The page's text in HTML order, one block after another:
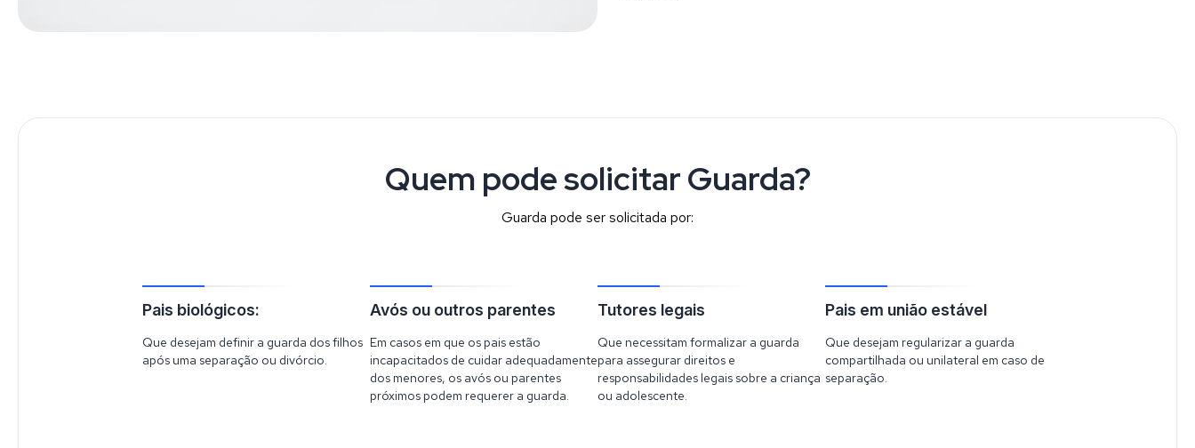
Quem pode solicitar Guarda?
Guarda pode ser solicitada por:
Pais biológicos:
Que desejam definir a guarda dos filhos
após uma separação ou divórcio.
Avós ou outros parentes
Em casos em que os pais estão
incapacitados de cuidar adequadamente
dos menores, os avós ou parentes
próximos podem requerer a guarda.
Tutores legais
Que necessitam formalizar a guarda
para assegurar direitos e
responsabilidades legais sobre a criança
ou adolescente.
Pais em união estável
Que desejam regularizar a guarda
compartilhada ou unilateral em caso de
separação.